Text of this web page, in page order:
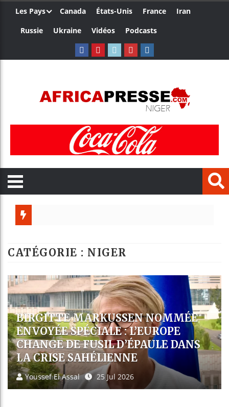
Les Pays Canada États-Unis France
Iran
Russie
Ukraine Vidéos Podcasts
Bénin :
Aliko
CATÉGORIE : NIGER
CAN 2032 : LES PAYS DE
L’ALLIANCE DES ÉTATS DU SAHEL
AFFICHENT LEUR AMBITION
D’ACCUEILLIR LE TOURNOI
Youssef El Assal 23 Jul 2026